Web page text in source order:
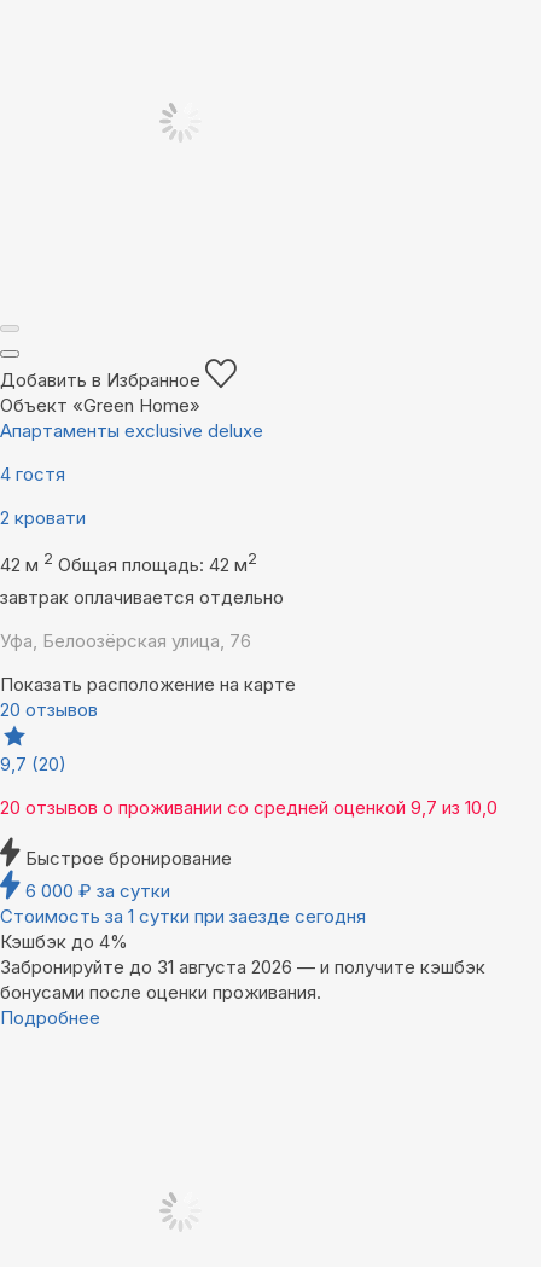
Добавить в Избранное
Объект «Green Home»
Апартаменты exclusive deluxe
4 гостя
2 кровати
42 м 2 Общая площадь: 42 м2
завтрак оплачивается отдельно
Уфа, Белоозёрская улица, 76
Показать расположение на карте
20 отзывов
9,7 (20)
20 отзывов о проживании со средней оценкой 9,7 из 10,0
Быстрое бронирование
6 000 ₽ за сутки
Стоимость за 1 сутки при заезде сегодня
Кэшбэк до 4%
Забронируйте до 31 августа 2026 — и получите кэшбэк
бонусами после оценки проживания.
Подробнее